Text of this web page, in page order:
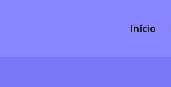
Inicio